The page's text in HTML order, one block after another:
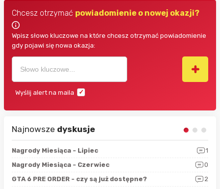
Chcesz otrzymać powiadomienie o nowej okazji?
Wpisz słowo kluczowe na które chcesz otrzymać powiadomienie
gdy pojawi się nowa okazja:
Wyślij alert na maila
Najnowsze dyskusje
Nagrody Miesiąca - Lipiec
1
Nagrody Miesiąca - Czerwiec
0
GTA 6 PRE ORDER - czy są już dostępne?
2